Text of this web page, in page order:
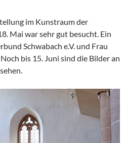
im Kunstraum der
Mai war sehr gut besucht. Ein
Schwabach e.V. und Frau
bis 15. Juni sind die Bilder an